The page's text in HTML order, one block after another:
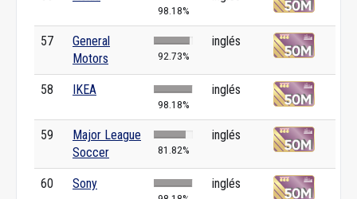
98.18%
57
General
Motors
92.73%
inglés
58 IKEA
98.18%
inglés
59
Major League
Soccer
81.82%
inglés
60 Sony inglés